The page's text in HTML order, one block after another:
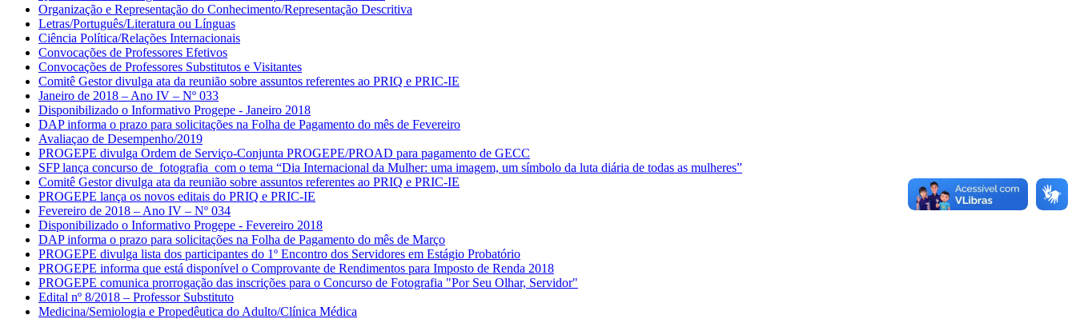
Organização e Representação do Conhecimento/Representação Descritiva
Letras/Português/Literatura ou Línguas
Ciência Política/Relações Internacionais
Convocações de Professores Efetivos
Convocações de Professores Substitutos e Visitantes
Comitê Gestor divulga ata da reunião sobre assuntos referentes ao PRIQ e PRIC-IE
Janeiro de 2018 – Ano IV – Nº 033
Disponibilizado o Informativo Progepe - Janeiro 2018
DAP informa o prazo para solicitações na Folha de Pagamento do mês de Fevereiro
Avaliaçao de Desempenho/2019
PROGEPE divulga Ordem de Serviço-Conjunta PROGEPE/PROAD para pagamento de GECC
SFP lança concurso de fotografia com o tema “Dia Internacional da Mulher: uma imagem, um símbolo da luta diária de todas as mulheres”
Comitê Gestor divulga ata da reunião sobre assuntos referentes ao PRIQ e PRIC-IE
PROGEPE lança os novos editais do PRIQ e PRIC-IE
Fevereiro de 2018 – Ano IV – Nº 034
Disponibilizado o Informativo Progepe - Fevereiro 2018
DAP informa o prazo para solicitações na Folha de Pagamento do mês de Março
PROGEPE divulga lista dos participantes do 1º Encontro dos Servidores em Estágio Probatório
PROGEPE informa que está disponível o Comprovante de Rendimentos para Imposto de Renda 2018
PROGEPE comunica prorrogação das inscrições para o Concurso de Fotografia "Por Seu Olhar, Servidor"
Edital nº 8/2018 – Professor Substituto
Medicina/Semiologia e Propedêutica do Adulto/Clínica Médica